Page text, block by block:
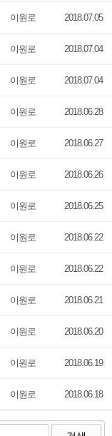
이원로 2018.07.05
이원로 2018.07.04
이원로 2018.07.04
이원로 2018.06.28
이원로 2018.06.27
이원로 2018.06.26
이원로 2018.06.25
이원로 2018.06.22
이원로 2018.06.22
이원로 2018.06.21
이원로 2018.06.20
이원로 2018.06.19
이원로 2018.06.18